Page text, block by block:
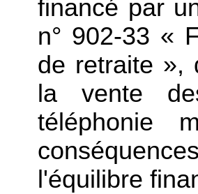
financé par
n° 902-33 «
de retraite »,
la vente
téléphonie
l'équilibre